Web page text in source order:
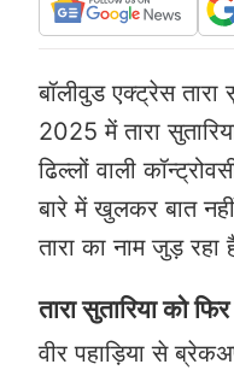
बॉलीवुड एक्ट्रेस
2025 में तारा
ढिल्लों वाली
बारे में खुलकर बात
तारा का नाम जुड़
तारा सुतारिया को
वीर पहाड़िया से